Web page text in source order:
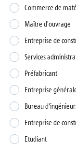
La société
Contact
Commerce de
Maître d'ouvrage
Entreprise de
Services
Préfabricant
Entreprise
Bureau
Entreprise de
Etudiant